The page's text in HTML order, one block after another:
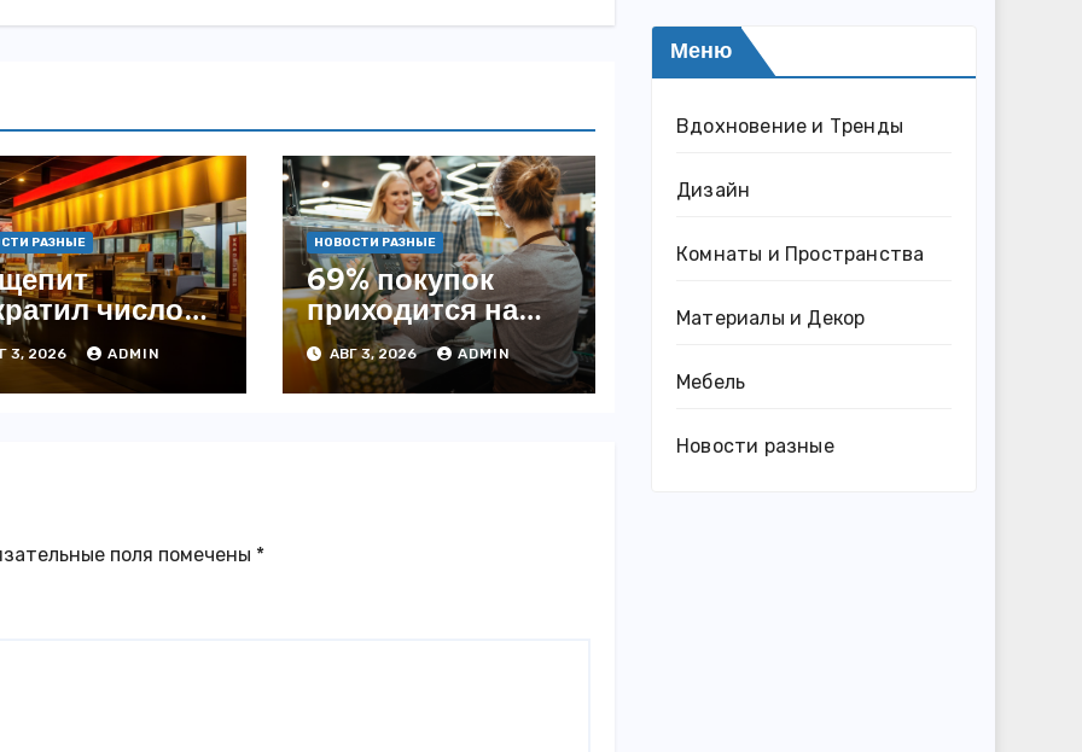
РАЗНЫЕ
число
на
с начала
— INFOLine
3, 2026 ADMIN
НОВОСТИ РАЗНЫЕ
69% покупок
приходится на
офлайн —
аналитика
АВГ 3, 2026 ADMIN
поля помечены *
Меню
Вдохновение и Тренды
Дизайн
Комнаты и Пространства
Материалы и Декор
Мебель
Новости разные